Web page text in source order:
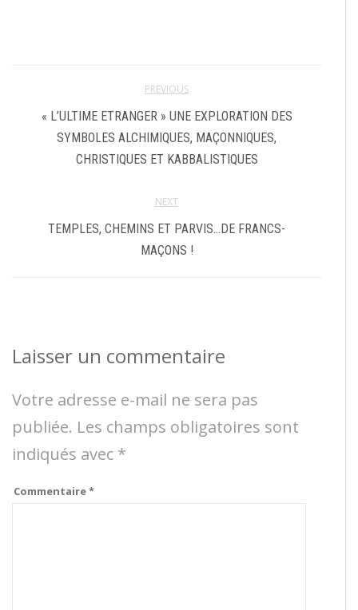
PREVIOUS
« L’ULTIME ETRANGER » UNE EXPLORATION DES
SYMBOLES ALCHIMIQUES, MAÇONNIQUES,
CHRISTIQUES ET KABBALISTIQUES
NEXT
TEMPLES, CHEMINS ET PARVIS…DE FRANCS-
MAÇONS !
Laisser un commentaire
Votre adresse e-mail ne sera pas
publiée. Les champs obligatoires sont
indiqués avec *
Commentaire*